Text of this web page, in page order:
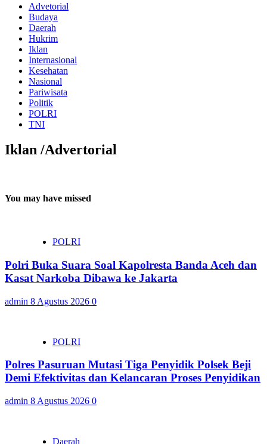
Advetorial
Budaya
Daerah
Hukrim
Iklan
Internasional
Kesehatan
Nasional
Pariwisata
Politik
POLRI
TNI
Iklan /Advertorial
You may have missed
POLRI
Polri Buka Suara Soal Kapolresta Banda Aceh dan
Kasat Narkoba Dibawa ke Jakarta
admin 8 Agustus 2026 0
POLRI
Polres Pasuruan Mutasi Tiga Penyidik Polsek Beji
Demi Efektivitas dan Kelancaran Proses Penyidikan
admin 8 Agustus 2026 0
Daerah